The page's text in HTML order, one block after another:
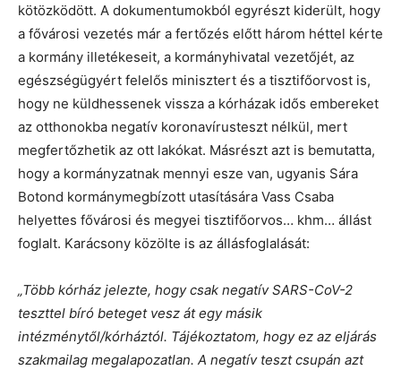
kötözködött. A dokumentumokból egyrészt kiderült, hogy
a fővárosi vezetés már a fertőzés előtt három héttel kérte
a kormány illetékeseit, a kormányhivatal vezetőjét, az
egészségügyért felelős minisztert és a tisztifőorvost is,
hogy ne küldhessenek vissza a kórházak idős embereket
az otthonokba negatív koronavírusteszt nélkül, mert
megfertőzhetik az ott lakókat. Másrészt azt is bemutatta,
hogy a kormányzatnak mennyi esze van, ugyanis Sára
Botond kormánymegbízott utasítására Vass Csaba
helyettes fővárosi és megyei tisztifőorvos… khm… állást
foglalt. Karácsony közölte is az állásfoglalását:
„Több kórház jelezte, hogy csak negatív SARS-CoV-2
teszttel bíró beteget vesz át egy másik
intézménytől/kórháztól. Tájékoztatom, hogy ez az eljárás
szakmailag megalapozatlan. A negatív teszt csupán azt